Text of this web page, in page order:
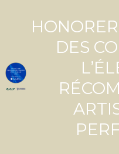
DES